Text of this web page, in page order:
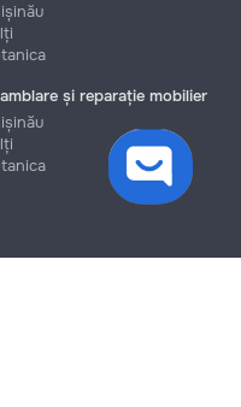
și reparație mobilier